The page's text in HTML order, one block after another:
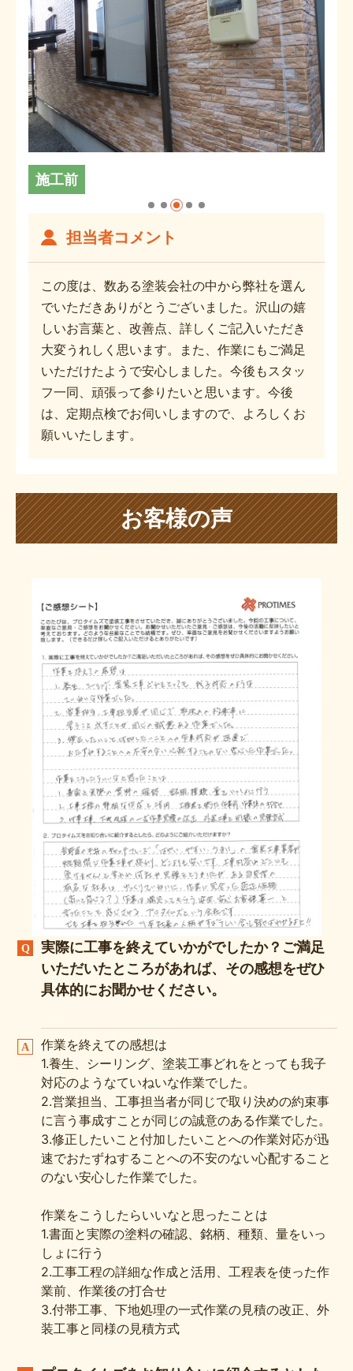
施工前
担当者コメント
この度は、数ある塗装会社の中から弊社を選ん
でいただきありがとうございました。沢山の嬉
しいお言葉と、改善点、詳しくご記入いただき
大変うれしく思います。また、作業にもご満足
いただけたようで安心しました。今後もスタッ
フ一同、頑張って参りたいと思います。今後
は、定期点検でお伺いしますので、よろしくお
願いいたします。
お客様の声
実際に工事を終えていかがでしたか？ご満足
いただいたところがあれば、その感想をぜひ
具体的にお聞かせください。
作業を終えての感想は
1.養生、シーリング、塗装工事どれをとっても我子
対応のようなていねいな作業でした。
2.営業担当、工事担当者が同じで取り決めの約束事
に言う事成すことが同じの誠意のある作業でした。
3.修正したいこと付加したいことへの作業対応が迅
速でおたずねすることへの不安のない心配すること
のない安心した作業でした。
作業をこうしたらいいなと思ったことは
1.書面と実際の塗料の確認、銘柄、種類、量をいっ
しょに行う
2.工事工程の詳細な作成と活用、工程表を使った作
業前、作業後の打合せ
3.付帯工事、下地処理の一式作業の見積の改正、外
装工事と同様の見積方式